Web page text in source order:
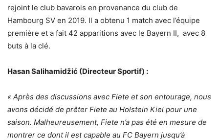
rejoint le club bavarois en provenance du club de
Hambourg SV en 2019. Il a obtenu 1 match avec l’équipe
première et a fait 42 apparitions avec le Bayern II, avec 8
buts à la clé.
Hasan Salihamidžić (Directeur Sportif) :
« Après des discussions avec Fiete et son entourage, nous
avons décidé de prêter Fiete au Holstein Kiel pour une
saison. Malheureusement, Fiete n’a pas été en mesure de
montrer ce dont il est capable au FC Bayern jusqu’à